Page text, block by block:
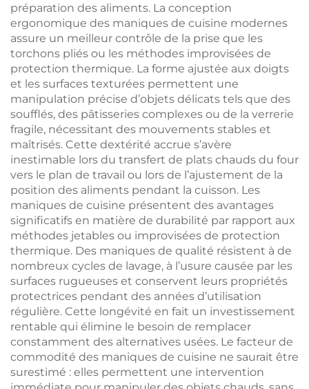
préparation des aliments. La conception
ergonomique des maniques de cuisine modernes
assure un meilleur contrôle de la prise que les
torchons pliés ou les méthodes improvisées de
protection thermique. La forme ajustée aux doigts
et les surfaces texturées permettent une
manipulation précise d’objets délicats tels que des
soufflés, des pâtisseries complexes ou de la verrerie
fragile, nécessitant des mouvements stables et
maîtrisés. Cette dextérité accrue s’avère
inestimable lors du transfert de plats chauds du four
vers le plan de travail ou lors de l’ajustement de la
position des aliments pendant la cuisson. Les
maniques de cuisine présentent des avantages
significatifs en matière de durabilité par rapport aux
méthodes jetables ou improvisées de protection
thermique. Des maniques de qualité résistent à de
nombreux cycles de lavage, à l’usure causée par les
surfaces rugueuses et conservent leurs propriétés
protectrices pendant des années d’utilisation
régulière. Cette longévité en fait un investissement
rentable qui élimine le besoin de remplacer
constamment des alternatives usées. Le facteur de
commodité des maniques de cuisine ne saurait être
surestimé : elles permettent une intervention